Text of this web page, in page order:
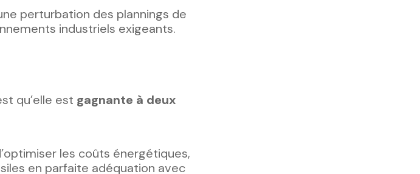
perturbation des plannings de
industriels exigeants.
qu’elle est gagnante à deux
les coûts énergétiques,
en parfaite adéquation avec